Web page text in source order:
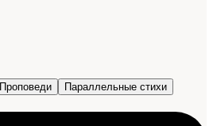
Проповеди
Параллельные стихи